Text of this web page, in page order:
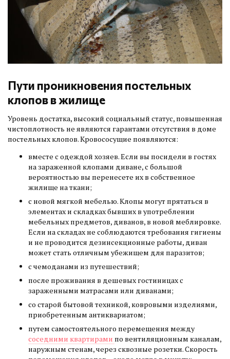
Пути проникновения постельных
клопов в жилище
Уровень достатка, высокий социальный статус, повышенная
чистоплотность не являются гарантами отсутствия в доме
постельных клопов. Кровососущие появляются:
вместе с одеждой хозяев. Если вы посидели в гостях
на зараженной клопами диване, с большой
вероятностью вы перенесете их в собственное
жилище на ткани;
с новой мягкой мебелью. Клопы могут прятаться в
элементах и складках бывших в употреблении
мебельных предметов, диванов, в новой меблировке.
Если на складах не соблюдаются требования гигиены
и не проводится дезинсекционные работы, диван
может стать отличным убежищем для паразитов;
с чемоданами из путешествий;
после проживания в дешевых гостиницах с
зараженными матрасами или диванами;
со старой бытовой техникой, ковровыми изделиями,
приобретенным антиквариатом;
путем самостоятельного перемещения между
соседними квартирами по вентиляционным каналам,
наружным стенам, через сквозные розетки. Скорость